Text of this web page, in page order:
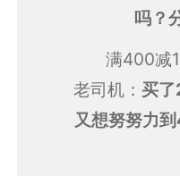
吗？
满400减
老司机：买
又想努努力